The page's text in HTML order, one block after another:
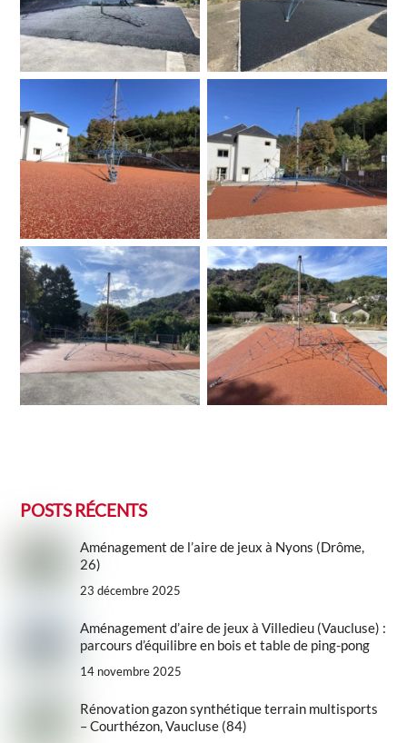
POSTS RÉCENTS
Aménagement de l’aire de jeux à Nyons (Drôme,
26)
23 décembre 2025
Aménagement d’aire de jeux à Villedieu (Vaucluse) :
parcours d’équilibre en bois et table de ping-pong
14 novembre 2025
Rénovation gazon synthétique terrain multisports
– Courthézon, Vaucluse (84)